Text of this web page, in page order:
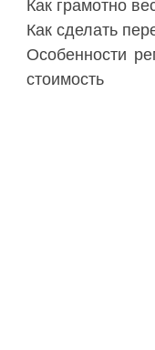
Как грамотно
Как сделать
Особенности
стоимость